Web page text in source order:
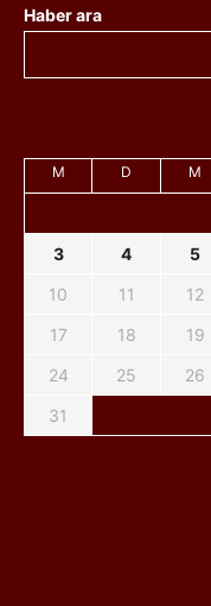
Haber ara
M D M
3
4 5
10
11 12
17
18 19
24
25 26
31